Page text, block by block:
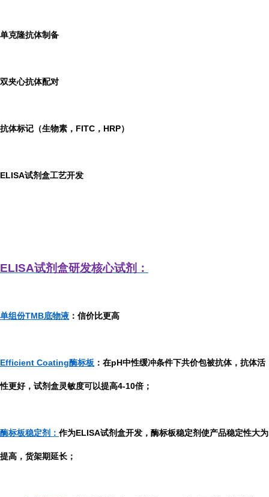
单克隆抗体制备
双夹心抗体配对
抗体标记（生物素，FITC，HRP）
ELISA试剂盒工艺开发
ELISA试剂盒研发核心试剂：
单组份TMB底物液 ：信价比更高
Efficient Coating酶标板 ：在pH中性缓冲条件下共价包被抗体，抗体活
性更好，试剂盒灵敏度可以提高4-10倍；
酶标板稳定剂： 作为ELISA试剂盒开发，酶标板稳定剂使产品稳定性大为
提高，货架期延长；